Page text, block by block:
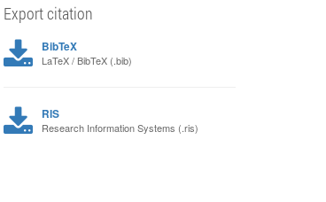
Export citation
BibTeX
LaTeX / BibTeX (.bib)
RIS
Research Information Systems (.ris)